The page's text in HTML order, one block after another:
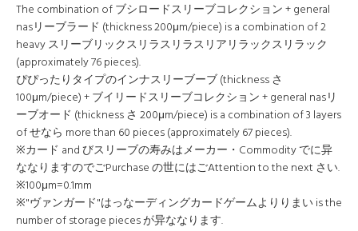
The combination of ブシロードスリーブコレクション + general
nasリーブラード (thickness 200μm/piece) is a combination of 2
heavy スリーブリックスリラスリラスリアリラックスリラック
(approximately 76 pieces).
ぴぴったりタイプのインナスリーブーブ (thickness さ
100μm/piece) + ブイリードスリーブコレクション + general nasリ
ーブオード (thickness さ 200μm/piece) is a combination of 3 layers
of せなら more than 60 pieces (approximately 67 pieces).
※カード and びスリーブの寿みはメーカー・Commodity でに异
ななりますのでごPurchase の世にはごAttention to the next さい.
※100μm=0.1mm
※"ヴァンガード"はっなーディングカードゲームよりりまい is the
number of storage pieces が异ななります.